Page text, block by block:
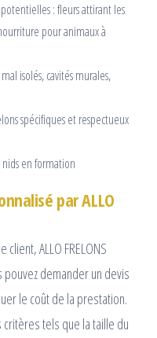
: fleurs attirant les
pour animaux à
isolés, cavités murales,
spécifiques et respectueux
en formation
par ALLO
ALLO FRELONS
demander un devis
le coût de la prestation.
tels que la taille du